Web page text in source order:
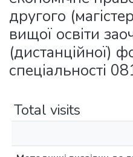
другого
вищої освіти
(дистанційної)
спеціальності
Total visits